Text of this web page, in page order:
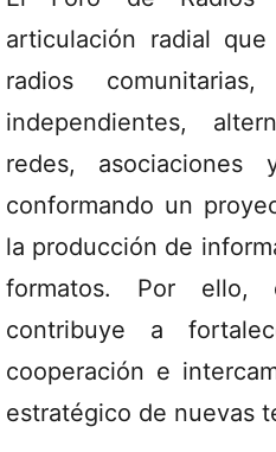
articulación radial
radios
independientes,
redes, asociaciones
conformando un
la producción de
formatos. Por ello,
contribuye a
cooperación e
estratégico de nuevas